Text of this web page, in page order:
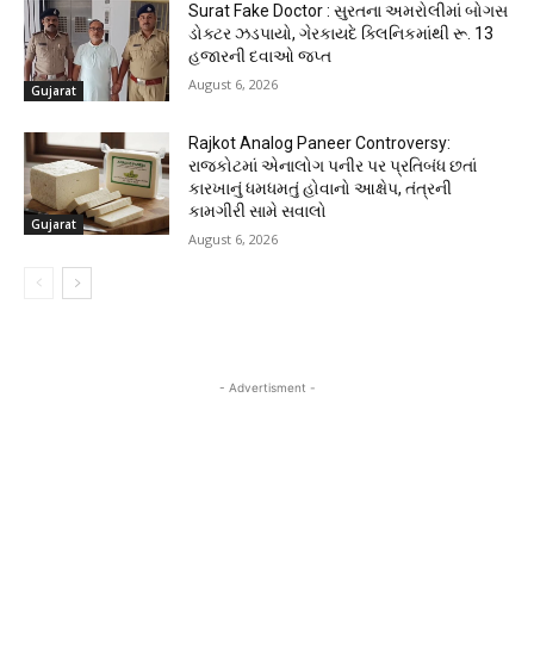
Gujarat
Surat Fake Doctor : સુરતના અમરોલીમાં બોગસ
ડોક્ટર ઝડપાયો, ગેરકાયદે ક્લિનિકમાંથી રૂ. 13
હજારની દવાઓ જપ્ત
August 6, 2026
Gujarat
Rajkot Analog Paneer Controversy:
રાજકોટમાં એનાલોગ પનીર પર પ્રતિબંધ છતાં
કારખાનું ધમધમતું હોવાનો આક્ષેપ, તંત્રની
કામગીરી સામે સવાલો
August 6, 2026
- Advertisment -